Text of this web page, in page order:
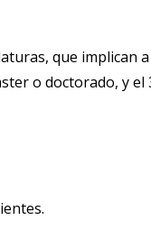
que implican
o doctorado, y el